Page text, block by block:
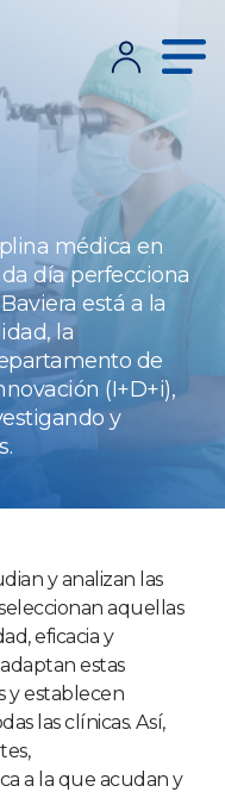
médica en
día perfecciona
está a la
la
de
(I+D+i),
y
y analizan las
aquellas
eficacia y
estas
y establecen
las clínicas. Así,
a la que acudan y